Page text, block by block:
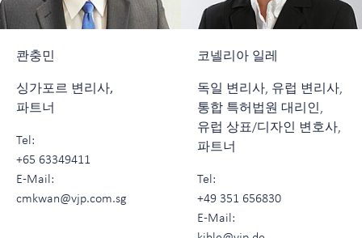
콴충민
싱가포르 변리사,
파트너
Tel:
+65 63349411
E-Mail:
cmkwan@vjp.com.sg
코넬리아 일레
독일 변리사, 유럽 변리사,
통합 특허법원 대리인,
유럽 상표/디자인 변호사,
파트너
Tel:
+49 351 656830
E-Mail: